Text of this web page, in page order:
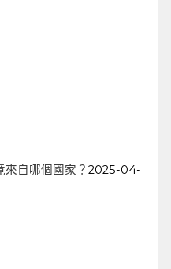
自哪個國家？2025-04-